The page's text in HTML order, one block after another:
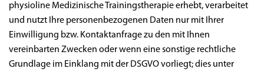
physioline Medizinische Trainingstherapie erhebt, verarbeitet
und nutzt Ihre personenbezogenen Daten nur mit Ihrer
Einwilligung bzw. Kontaktanfrage zu den mit Ihnen
vereinbarten Zwecken oder wenn eine sonstige rechtliche
Grundlage im Einklang mit der DSGVO vorliegt; dies unter